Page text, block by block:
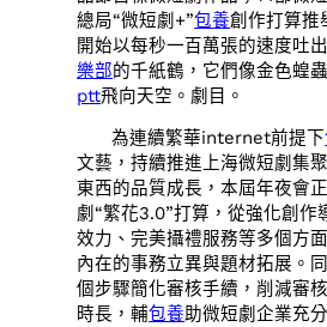
總局“微短劇+”包養創作打算推
開始以每秒一百萬張的速度吐
樂部的千紙鶴，它們像金色蝗
ptt飛向天空。劇目。
為連續繁華internet前提下
文藝，持續推進上海微短劇集
東西的品質成長，本屆年夜會
劇“繁花3.0”打算，從強化創作
效力、完美攝禮服務等多個方
內在的事務立異與題材拓展。
個步驟簡化審核手續，削減審
時長，輔包養助微短劇企業充